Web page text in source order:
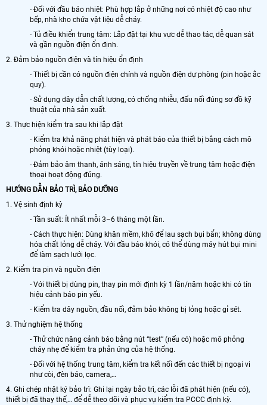
- Đối với đầu báo nhiệt: Phù hợp lắp ở những nơi có nhiệt độ cao như
bếp, nhà kho chứa vật liệu dễ cháy.
- Tủ điều khiển trung tâm: Lắp đặt tại khu vực dễ thao tác, dễ quan sát
và gần nguồn điện ổn định.
2. Đảm bảo nguồn điện và tín hiệu ổn định
- Thiết bị cần có nguồn điện chính và nguồn điện dự phòng (pin hoặc ắc
quy).
- Sử dụng dây dẫn chất lượng, có chống nhiễu, đấu nối đúng sơ đồ kỹ
thuật của nhà sản xuất.
3. Thực hiện kiểm tra sau khi lắp đặt
- Kiểm tra khả năng phát hiện và phát báo của thiết bị bằng cách mô
phỏng khói hoặc nhiệt (tùy loại).
- Đảm bảo âm thanh, ánh sáng, tín hiệu truyền về trung tâm hoặc điện
thoại hoạt động đúng.
HƯỚNG DẪN BẢO TRÌ, BẢO DƯỠNG
1. Vệ sinh định kỳ
- Tần suất: Ít nhất mỗi 3–6 tháng một lần.
- Cách thực hiện: Dùng khăn mềm, khô để lau sạch bụi bẩn; không dùng
hóa chất lỏng dễ cháy. Với đầu báo khói, có thể dùng máy hút bụi mini
để làm sạch lưới lọc.
2. Kiểm tra pin và nguồn điện
- Với thiết bị dùng pin, thay pin mới định kỳ 1 lần/năm hoặc khi có tín
hiệu cảnh báo pin yếu.
- Kiểm tra dây nguồn, đầu nối, đảm bảo không bị lỏng hoặc gỉ sét.
3. Thử nghiệm hệ thống
- Thử chức năng cảnh báo bằng nút “test” (nếu có) hoặc mô phỏng
cháy nhẹ để kiểm tra phản ứng của hệ thống.
- Đối với hệ thống trung tâm, kiểm tra kết nối đến các thiết bị ngoại vi
như còi, đèn báo, camera,…
4. Ghi chép nhật ký bảo trì: Ghi lại ngày bảo trì, các lỗi đã phát hiện (nếu có),
thiết bị đã thay thế,… để dễ theo dõi và phục vụ kiểm tra PCCC định kỳ.